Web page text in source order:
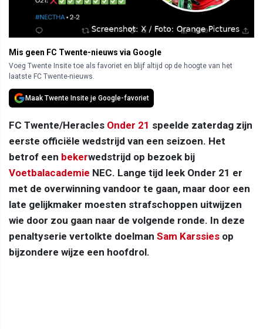
Mis geen FC Twente-nieuws via Google
Voeg Twente Insite toe als favoriet en blijf altijd op de hoogte van het
laatste FC Twente-nieuws.
Maak Twente Insite je Google-favoriet
FC Twente/Heracles Onder 21 speelde zaterdag zijn
eerste officiële wedstrijd van een seizoen. Het
betrof een bekerwedstrijd op bezoek bij
Voetbalacademie NEC. Lange tijd leek Onder 21 er
met de overwinning vandoor te gaan, maar door een
late gelijkmaker moesten strafschoppen uitwijzen
wie door zou gaan naar de volgende ronde. In deze
penaltyserie vertolkte doelman Sam Karssies op
bijzondere wijze een hoofdrol.